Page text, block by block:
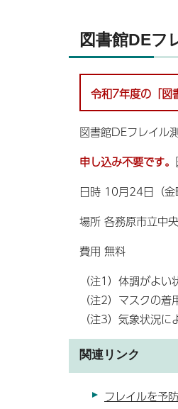
図書館DEフ
令和7年度の「図
図書館DEフレイル
申し込み不要です。
日時 10月24日（
場所 各務原市立中
費用 無料
（注1）体調がよ
（注2）マスクの
（注3）気象状況
関連リンク
フレイルを予